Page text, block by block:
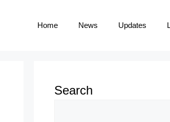
Home News Updates
Search